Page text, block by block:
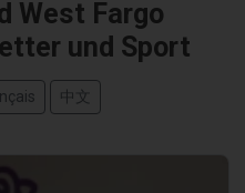
West Fargo
und Sport
中文